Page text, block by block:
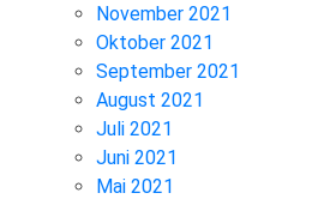
November 2021
Oktober 2021
September 2021
August 2021
Juli 2021
Juni 2021
Mai 2021